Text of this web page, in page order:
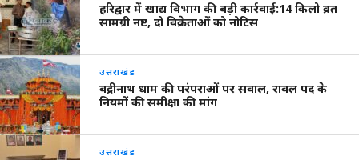
हरिद्वार में खाद्य विभाग की बड़ी कार्रवाई:14 किलो व्रत
सामग्री नष्ट, दो विक्रेताओं को नोटिस
उत्तराखंड
बद्रीनाथ धाम की परंपराओं पर सवाल, रावल पद के
नियमों की समीक्षा की मांग
उत्तराखंड